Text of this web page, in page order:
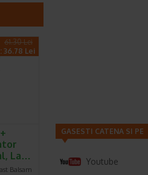
61.30 Lei
36.78 Lei
La…
Balsam
GASESTI CATENA SI PE
Youtube